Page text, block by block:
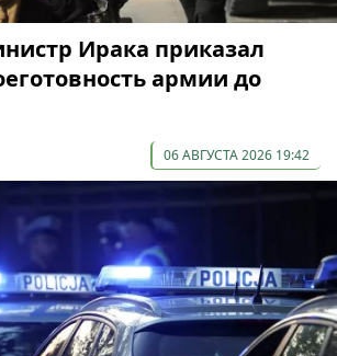
Ирака приказал
армии до
06 АВГУСТА 2026 19:42